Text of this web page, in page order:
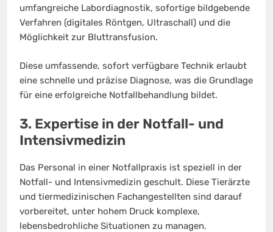
umfangreiche Labordiagnostik, sofortige bildgebende
Verfahren (digitales Röntgen, Ultraschall) und die
Möglichkeit zur Bluttransfusion.
Diese umfassende, sofort verfügbare Technik erlaubt
eine schnelle und präzise Diagnose, was die Grundlage
für eine erfolgreiche Notfallbehandlung bildet.
3. Expertise in der Notfall- und
Intensivmedizin
Das Personal in einer Notfallpraxis ist speziell in der
Notfall- und Intensivmedizin geschult. Diese Tierärzte
und tiermedizinischen Fachangestellten sind darauf
vorbereitet, unter hohem Druck komplexe,
lebensbedrohliche Situationen zu managen.